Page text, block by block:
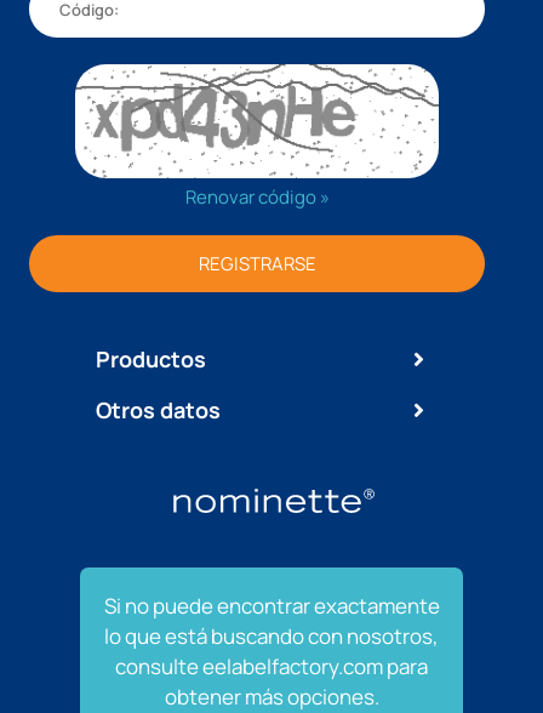
Productos
Renovar código »
REGISTRARSE
Otros datos
Si no puede encontrar exactamente
lo que está buscando con nosotros,
consulte eelabelfactory.com para
obtener más opciones.